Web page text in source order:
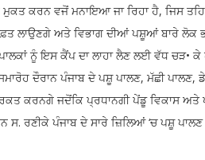
ਕਰਨ ਵਜੋਂ ਮਨਾਇਆ ਜਾ ਰਿਹਾ ਹੈ, ਜਿਸ
ਲਾਉਣਗੇ ਅਤੇ ਵਿਭਾਗ ਦੀਆਂ ਪਸ਼ੂਆਂ ਬਾਰੇ ਲੋਕ
ਨੂੰ ਇਸ ਕੈਂਪ ਦਾ ਲਾਹਾ ਲੈਣ ਲਈ ਵੱਧ ਚੜ• ਕੇ
ਦੌਰਾਨ ਪੰਜਾਬ ਦੇ ਪਸ਼ੂ ਪਾਲਣ, ਮੱਛੀ
ਕਰਨਗੇ ਜਦੋਂਕਿ ਪ੍ਰਧਾਨਗੀ ਪੇਂਡੂ ਵਿਕਾਸ
ਰਣੀਕੇ ਪੰਜਾਬ ਦੇ ਸਾਰੇ ਜ਼ਿਲਿਆਂ ‘ਚ ਪਸ਼ੂ